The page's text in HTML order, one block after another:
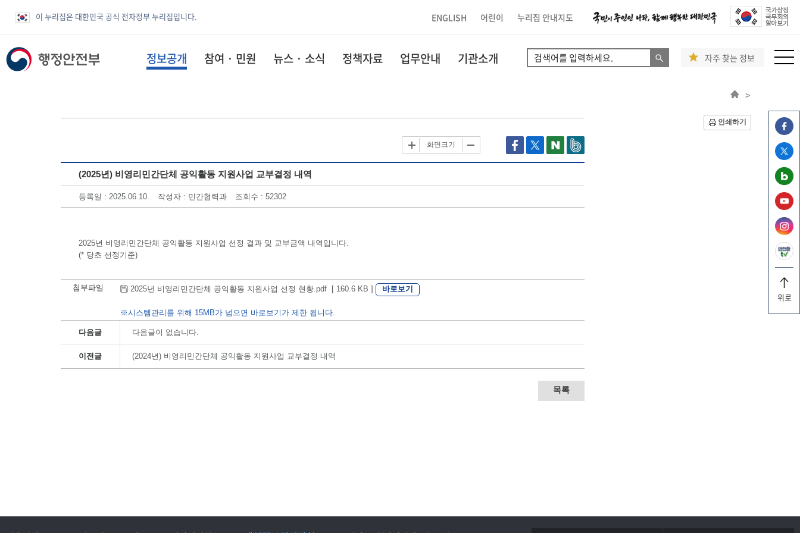
이 누리집은 대한민국 공식 전자정부 누리집입니다. ENGLISH 어린이 누리집 안내지도
위로
정보공개 참여 · 민원 뉴스 · 소식 정책자료 업무안내 기관소개 자주 찾는 정보
>
인쇄하기
화면크기
(2025년) 비영리민간단체 공익활동 지원사업 교부결정 내역
등록일 : 2025.06.10. 작성자 : 민간협력과 조회수 : 52302
2025년 비영리민간단체 공익활동 지원사업 선정 결과 및 교부금액 내역입니다.
(* 당초 선정기준)
첨부파일 2025년 비영리민간단체 공익활동 지원사업 선정 현황.pdf [ 160.6 KB ] 바로보기
※시스템관리를 위해 15MB가 넘으면 바로보기가 제한 됩니다.
다음글 다음글이 없습니다.
이전글 (2024년) 비영리민간단체 공익활동 지원사업 교부결정 내역
목록